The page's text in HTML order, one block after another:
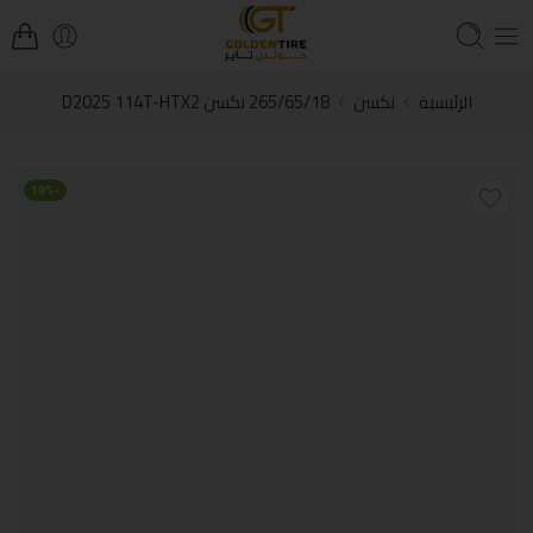
الرئيسية نكسن 265/65/18 نكسن D2025 114T-HTX2
-10%